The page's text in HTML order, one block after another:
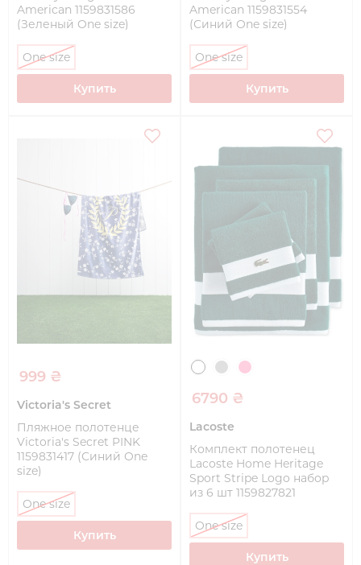
American 1159831586
(Зеленый One size)
One size
Купить
American 1159831554
(Синий One size)
One size
Купить
999 ₴
Victoria's Secret
Пляжное полотенце
Victoria's Secret PINK
1159831417 (Синий One
size)
One size
Купить
6790 ₴
Lacoste
Комплект полотенец
Lacoste Home Heritage
Sport Stripe Logo набор
из 6 шт 1159827821
One size
Купить